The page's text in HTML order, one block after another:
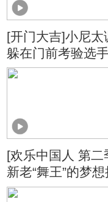
[开门大吉]小尼太
躲在门前考验选
场应变能力
[欢乐中国人 第二
新老“舞王”的梦想